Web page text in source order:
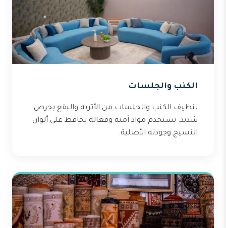
الكنب والجلسات
تنظيف الكنب والجلسات من الأتربة والبقع بحرص
شديد. نستخدم مواد آمنة وفعالة تحافظ على ألوان
النسيج وجودته الأصلية.